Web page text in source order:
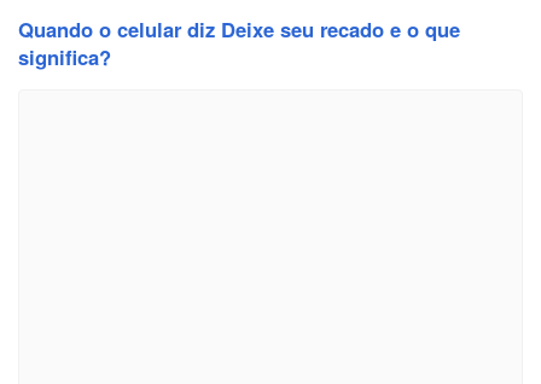
Quando o celular diz Deixe seu recado e o que
significa?